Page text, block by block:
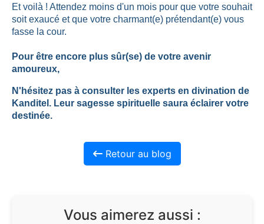
Et voilà ! Attendez moins d'un mois pour que votre souhait
soit exaucé et que votre charmant(e) prétendant(e) vous
fasse la cour.
Pour être encore plus sûr(se) de votre avenir
amoureux,
N'hésitez pas à consulter les experts en divination de
Kanditel. Leur sagesse spirituelle saura éclairer votre
destinée.
Retour au blog
Vous aimerez aussi :